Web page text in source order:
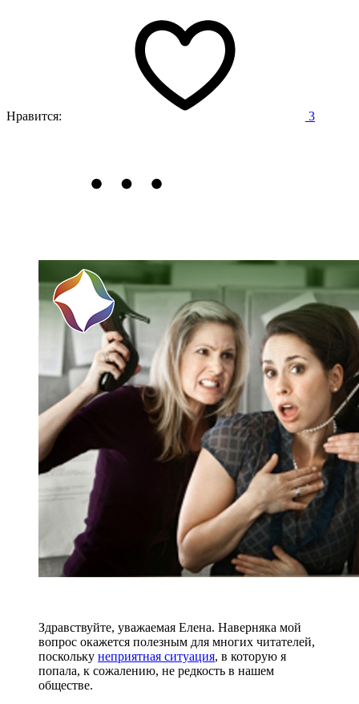
Нравится: 3
Здравствуйте, уважаемая Елена. Наверняка мой
вопрос окажется полезным для многих читателей,
поскольку неприятная ситуация, в которую я
попала, к сожалению, не редкость в нашем
обществе.